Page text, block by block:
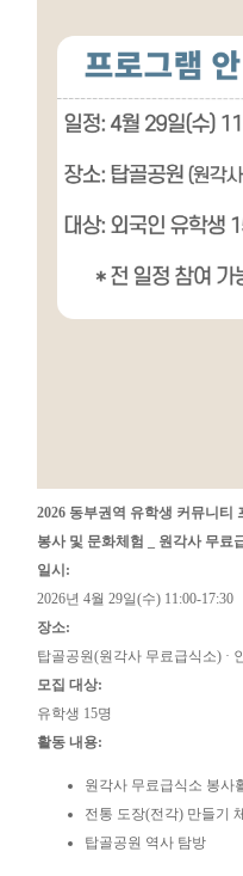
2026 동부권역 유학생 커뮤니티
봉사 및 문화체험 _ 원각사 무료
일시:
2026년 4월 29일(수) 11:00-17:30
장소:
탑골공원(원각사 무료급식소) ·
모집 대상:
유학생 15명
활동 내용:
원각사 무료급식소 봉사
전통 도장(전각) 만들기
탑골공원 역사 탐방